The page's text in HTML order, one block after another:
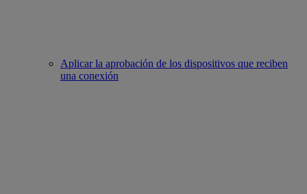
Aplicar la aprobación de los dispositivos que reciben
una conexión